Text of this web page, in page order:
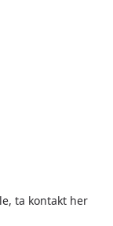
ta kontakt her